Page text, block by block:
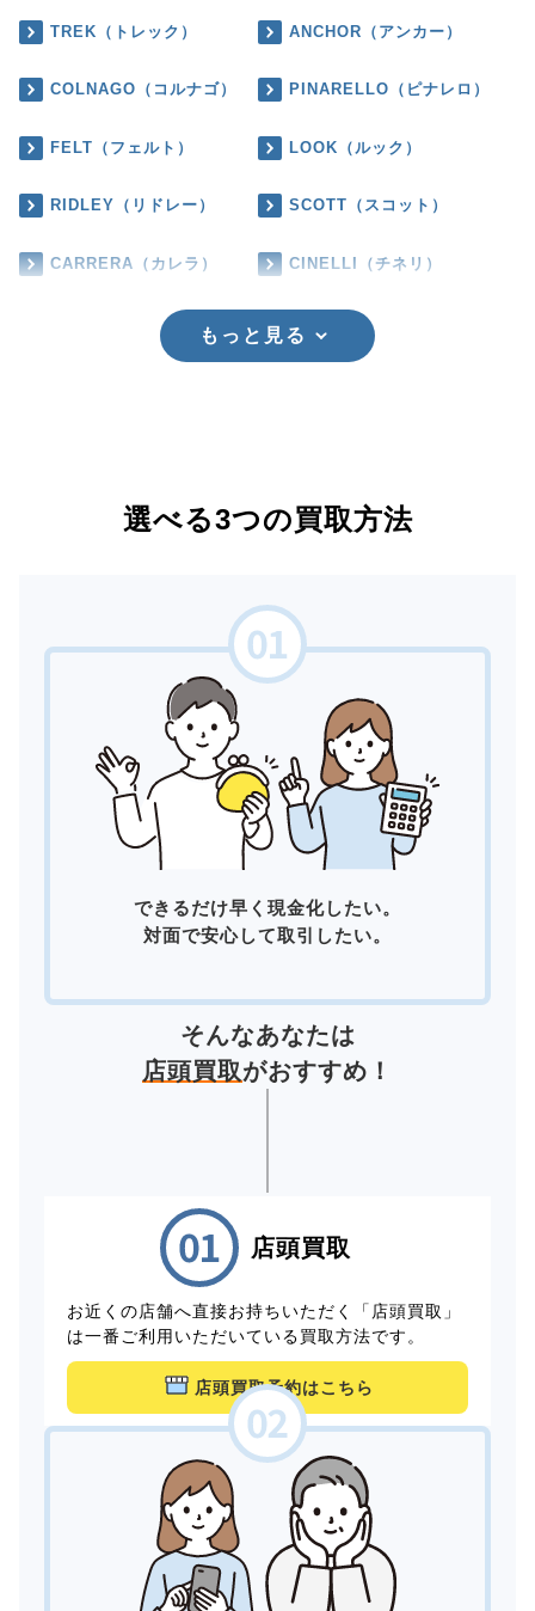
TREK（トレック） ANCHOR（アンカー）
COLNAGO（コルナゴ） PINARELLO（ピナレロ）
FELT（フェルト） LOOK（ルック）
RIDLEY（リドレー） SCOTT（スコット）
CARRERA（カレラ） CINELLI（チネリ）
もっと見る
選べる3つの買取方法
できるだけ早く現金化したい。
対面で安心して取引したい。
そんなあなたは
店頭買取がおすすめ！
店頭買取
お近くの店舗へ直接お持ちいただく「店頭買取」
は一番ご利用いただいている買取方法です。
店頭買取予約はこちら